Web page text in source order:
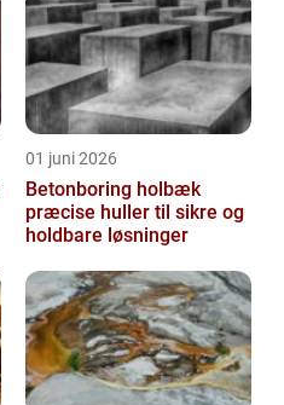
01 juni 2026
Betonboring holbæk
præcise huller til sikre og
holdbare løsninger